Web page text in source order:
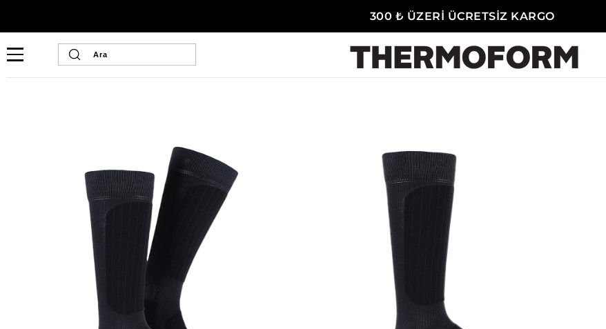
300 ₺ ÜZERİ ÜCRETSİZ KARGO
Ana Sayfa Erkek Giyim Erkek Termal Çorap